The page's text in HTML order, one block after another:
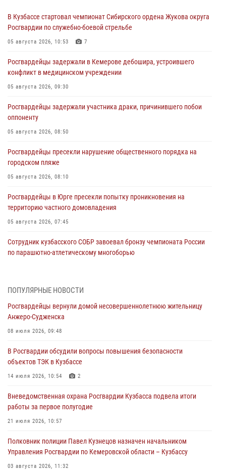
В Кузбассе стартовал чемпионат Сибирского ордена Жукова округа
Росгвардии по служебно-боевой стрельбе
05 августа 2026, 10:53 7
Росгвардейцы задержали в Кемерове дебошира, устроившего
конфликт в медицинском учреждении
05 августа 2026, 09:30
Росгвардейцы задержали участника драки, причинившего побои
оппоненту
05 августа 2026, 08:50
Росгвардейцы пресекли нарушение общественного порядка на
городском пляже
05 августа 2026, 08:10
Росгвардейцы в Юрге пресекли попытку проникновения на
территорию частного домовладения
05 августа 2026, 07:45
Сотрудник кузбасского СОБР завоевал бронзу чемпионата России
по парашютно-атлетическому многоборью
Кузбассовцы высоко оценили качество предоставления
04 августа 2026, 09:42
Росгвардейцы помогли разыскать троих юных путешественников из
04 августа 2026, 08:42
Росгвардейцы задержали нарушителя общественного порядка в
04 августа 2026, 07:41
Кемеровские росгвардейцы пресекли попытку хищения товара
04 августа 2026, 06:32
ПОПУЛЯРНЫЕ НОВОСТИ
Росгвардейцы вернули домой несовершеннолетнюю жительницу
Анжеро-Судженска
08 июля 2026, 09:48
В Росгвардии обсудили вопросы повышения безопасности
объектов ТЭК в Кузбассе
14 июля 2026, 10:54 2
Вневедомственная охрана Росгвардии Кузбасса подвела итоги
работы за первое полугодие
21 июля 2026, 10:57
Полковник полиции Павел Кузнецов назначен начальником
Управления Росгвардии по Кемеровской области – Кузбассу
03 августа 2026, 11:32